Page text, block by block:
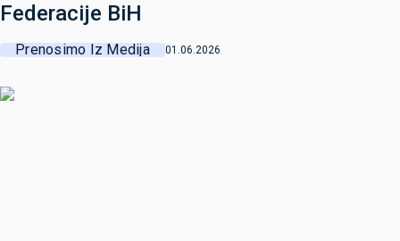
Federacije BiH
Prenosimo Iz Medija 01.06.2026